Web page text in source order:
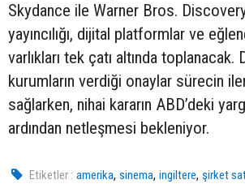
Skydance ile Warner Bros.
yayıncılığı, dijital platformlar ve
varlıkları tek çatı altında toplanacak.
kurumların verdiği onaylar sürecin
sağlarken, nihai kararın ABD’deki
ardından netleşmesi bekleniyor.
Etiketler : amerika,sinema,ingiltere,şirket